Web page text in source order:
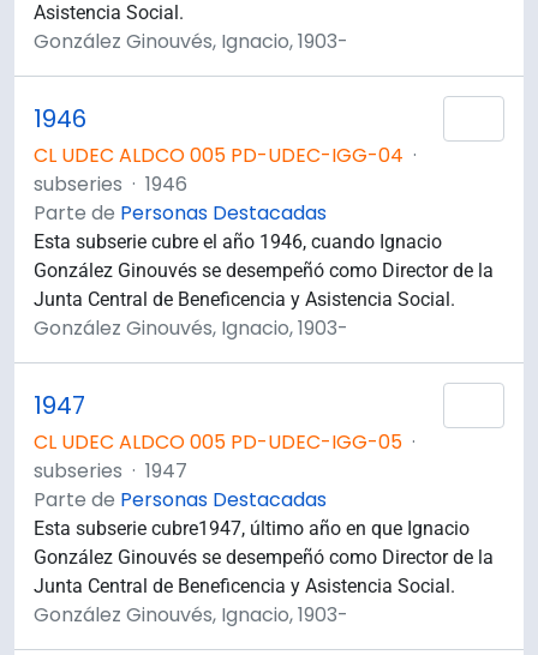
Asistencia Social.
González Ginouvés, Ignacio, 1903-
1946
CL UDEC ALDCO 005 PD-UDEC-IGG-04 ·
subseries · 1946
Parte de Personas Destacadas
Esta subserie cubre el año 1946, cuando Ignacio
González Ginouvés se desempeñó como Director de la
Junta Central de Beneficencia y Asistencia Social.
González Ginouvés, Ignacio, 1903-
1947
CL UDEC ALDCO 005 PD-UDEC-IGG-05 ·
subseries · 1947
Parte de Personas Destacadas
Esta subserie cubre1947, último año en que Ignacio
González Ginouvés se desempeñó como Director de la
Junta Central de Beneficencia y Asistencia Social.
González Ginouvés, Ignacio, 1903-